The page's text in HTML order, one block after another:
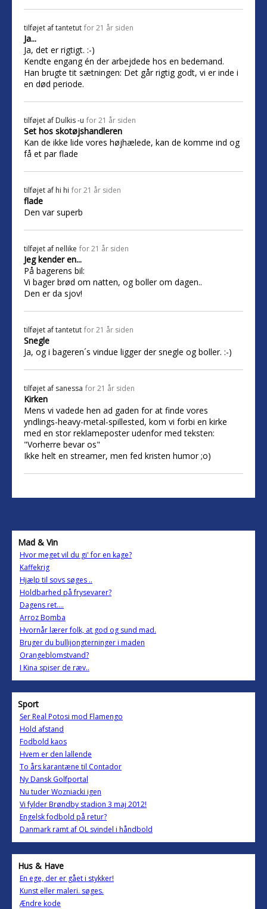
tilføjet aftantetut for 21 år siden
Ja...
Ja, det er rigtigt. :-)
Kendte engang én der arbejdede hos en bedemand.
Han brugte tit sætningen: Det går rigtig godt, vi er inde i
en død periode.
tilføjet af Dulkis -u for 21 år siden
Set hos skotøjshandleren
Kan de ikke lide vores højhælede, kan de komme ind og
få et par flade
tilføjet af hi hi for 21 år siden
flade
Den var superb
tilføjet af nellike for 21 år siden
Jeg kender en...
På bagerens bil:
Vi bager brød om natten, og boller om dagen..
Den er da sjov!
tilføjet aftantetut for 21 år siden
Snegle
Ja, og i bageren´s vindue ligger der snegle og boller. :-)
tilføjet af sanessa for 21 år siden
Kirken
Mens vi vadede hen ad gaden for at finde vores
yndlings-heavy-metal-spillested, kom vi forbi en kirke
med en stor reklameposter udenfor med teksten:
"Vorherre bevar os"
Ikke helt en streamer, men fed kristen humor ;o)
Mad & Vin
Hvor meget vil du gi' for en kage?
Kaffekrig
Hjælp til sovs søges ..
Holdbarhed på frysevarer?
Dagens ret....
Arroz Bomba
Hvornår lærer folk, at god og sund mad.
Bruger du bullijongterninger i maden
Orangeblomstvand?
I Kina spiser de ræv..
Sport
Ser Real Potosi mod Flamengo
Hold afstand
Fodbold kaos
Hvem er den lallende
To års karantæne til Contador
Ny Dansk Golfportal
Nu tuder Wozniacki igen
Vi fylder Brøndby stadion 3 maj 2012!
Engelsk fodbold på retur?
Danmark ramt af OL svindel i håndbold
Hus & Have
En ege, der er gået i stykker!
Kunst eller maleri. søges.
Ændre kode